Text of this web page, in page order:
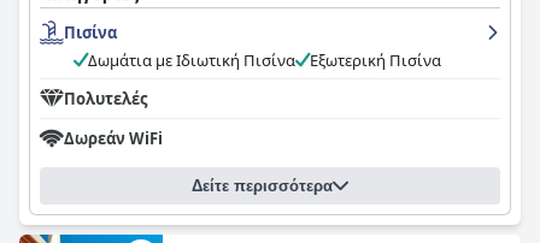
Πισίνα
Δωμάτια με Ιδιωτική Πισίνα
Εξωτερική Πισίνα
Πολυτελές
Δωρεάν WiFi
Δείτε περισσότερα